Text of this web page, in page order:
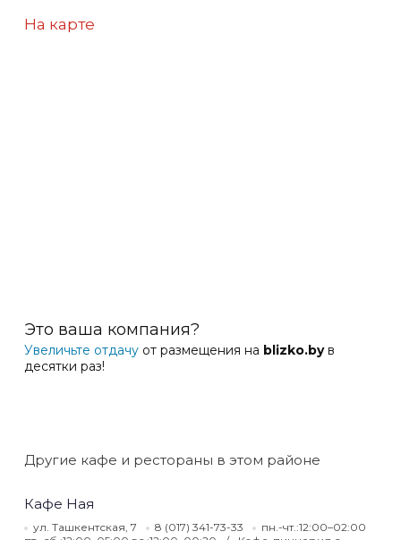
На карте
Это ваша компания?
Увеличьте отдачу от размещения на blizko.byв
десятки раз!
Другие кафе и рестораны в этом районе
Кафе Ная
ул. Ташкентская, 7 8 (017) 341-73-33
пн.-чт.:12:00–02:00